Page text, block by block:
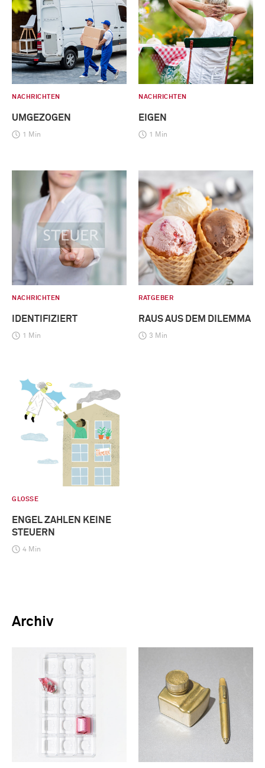
NACHRICHTEN
UMGEZOGEN
1 Min
NACHRICHTEN
EIGEN
1 Min
NACHRICHTEN
IDENTIFIZIERT
1 Min
RATGEBER
RAUS AUS DEM DILEMMA
3 Min
GLOSSE
ENGEL ZAHLEN KEINE
STEUERN
4 Min
Archiv